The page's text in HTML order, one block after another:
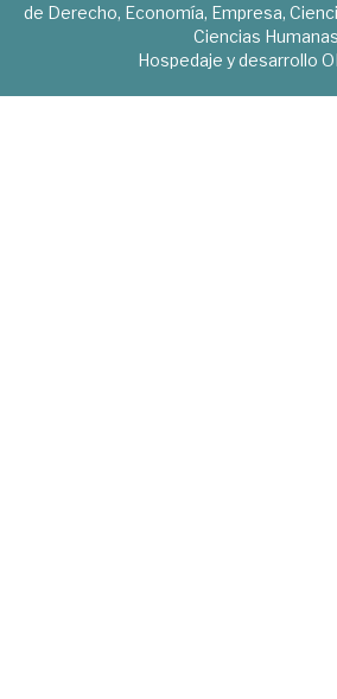
de Derecho, Economía, Empresa,
Ciencias Humanas
Hospedaje y desarrollo